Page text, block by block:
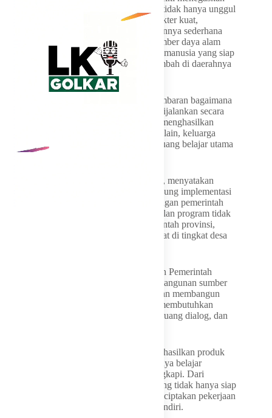
bahwa NTT membutuhkan generasi yang tidak hanya unggul
secara akademik, tetapi juga memiliki karakter kuat,
kreativitas, dan jiwa kewirausahaan. Tujuannya sederhana
namun strategis: memastikan kekayaan sumber daya alam
NTT suatu hari dikelola oleh sumber daya manusia yang siap
bersaing dan mampu menciptakan nilai tambah di daerahnya
Kunjungan kerja di Waingapu menjadi gambaran bagaimana
dua agenda pembangunan tersebut mulai dijalankan secara
bersamaan. Di satu sisi, sekolah didorong menghasilkan
produk yang dapat masuk ke pasar. Di sisi lain, keluarga
diajak kembali mengambil peran sebagai ruang belajar utama
anak.
Bupati Sumba Timur, Umbu Lili Pekuwali, menyatakan
kesiapan pemerintah daerah untuk mendukung implementasi
berbagai program strategis tersebut. Dukungan pemerintah
kabupaten dinilai penting karena keberhasilan program tidak
hanya ditentukan oleh sekolah atau pemerintah provinsi,
melainkan juga oleh keterlibatan masyarakat di tingkat desa
Dari Waingapu, pesan yang ingin dibangun Pemerintah
Provinsi NTT tampak semakin jelas. Pembangunan sumber
daya manusia tidak cukup dilakukan dengan membangun
sekolah yang lebih baik. Anak-anak juga membutuhkan
rumah yang menghadirkan waktu belajar, ruang dialog, dan
Karena pada akhirnya, sekolah yang menghasilkan produk
unggulan dan keluarga yang menjaga budaya belajar
merupakan dua fondasi yang saling melengkapi. Dari
keduanya, NTT berharap lahir generasi yang tidak hanya siap
mencari pekerjaan, tetapi juga mampu menciptakan pekerjaan
dan membangun masa depan daerahnya sendiri.